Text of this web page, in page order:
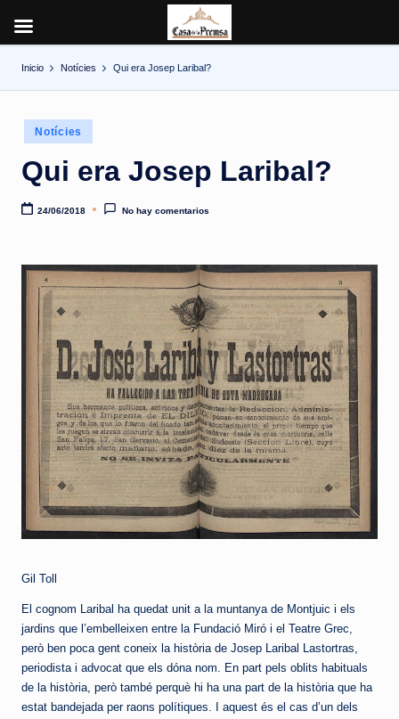
contenido
Inicio Notícies Qui era Josep Laribal?
Publicado
en
Notícies
Qui era Josep Laribal?
24/06/2018 No hay comentarios
Gil Toll
El cognom Laribal ha quedat unit a la muntanya de Montjuic i els
jardins que l’embelleixen entre la Fundació Miró i el Teatre Grec,
però ben poca gent coneix la història de Josep Laribal Lastortras,
periodista i advocat que els dóna nom. En part pels oblits habituals
de la història, però també perquè hi ha una part de la història que ha
estat bandejada per raons polítiques. I aquest és el cas d’un dels